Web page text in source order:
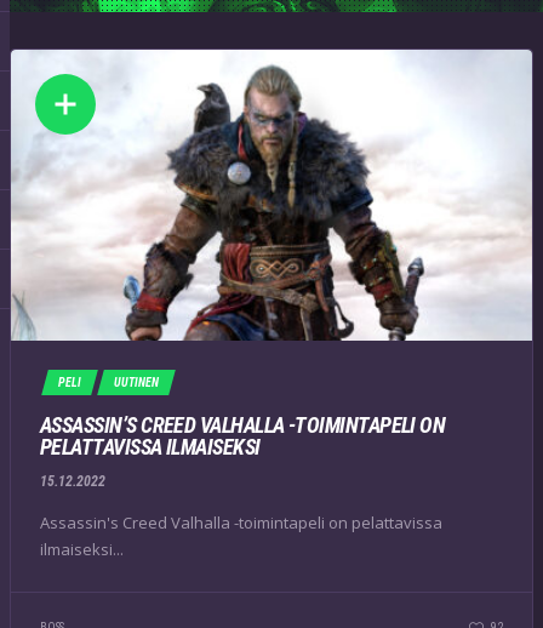
PELI UUTINEN
ASSASSIN’S CREED VALHALLA -TOIMINTAPELI ON
PELATTAVISSA ILMAISEKSI
15.12.2022
Assassin's Creed Valhalla -toimintapeli on pelattavissa
ilmaiseksi...